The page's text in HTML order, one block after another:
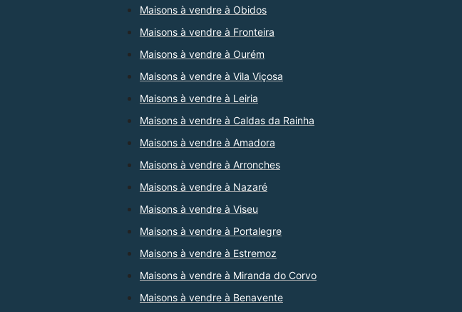
Maisons à vendre à Obidos
Maisons à vendre à Fronteira
Maisons à vendre à Ourém
Maisons à vendre à Vila Viçosa
Maisons à vendre à Leiria
Maisons à vendre à Caldas da Rainha
Maisons à vendre à Amadora
Maisons à vendre à Arronches
Maisons à vendre à Nazaré
Maisons à vendre à Viseu
Maisons à vendre à Portalegre
Maisons à vendre à Estremoz
Maisons à vendre à Miranda do Corvo
Maisons à vendre à Benavente